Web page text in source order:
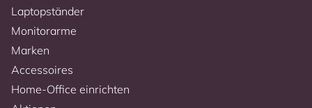
Laptopständer
Monitorarme
Marken
Accessoires
Home-Office einrichten